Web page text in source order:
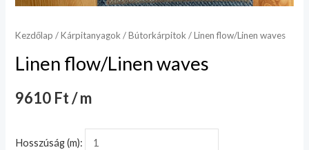
Kezdőlap /Kárpitanyagok /Bútorkárpitok / Linen flow/Linen waves
Linen flow/Linen waves
9610 Ft / m
Hosszúság (m):